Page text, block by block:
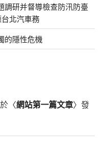
調研并督導檢查防汛防臺
北汽車務
的隱性危機
〈網站第一篇文章〉發